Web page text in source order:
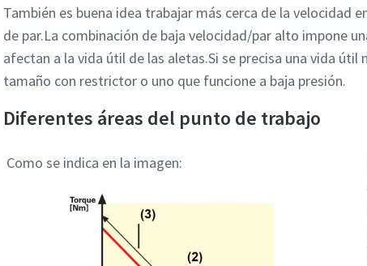
También es buena idea trabajar más cerca de la velocidad
de par.La combinación de baja velocidad/par alto impone
afectan a la vida útil de las aletas.Si se precisa una vida
tamaño con restrictor o uno que funcione a baja presión.
Diferentes áreas del punto de trabajo
Como se indica en la imagen: